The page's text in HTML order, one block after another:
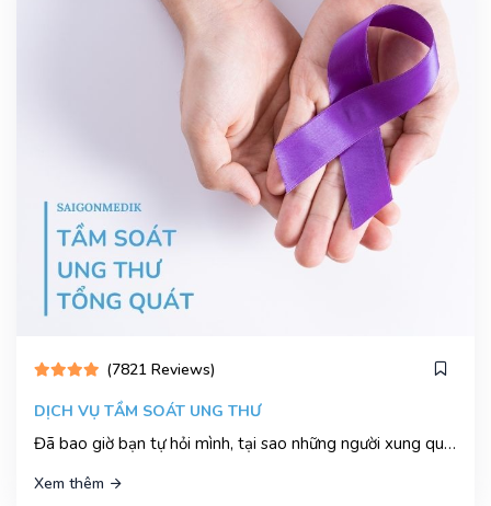
(7821 Reviews)
DỊCH VỤ TẦM SOÁT UNG THƯ
Đã bao giờ bạn tự hỏi mình, tại sao những người xung quanh ta lại đột ngột đổ bệnh nặng, thậm chí là qua đời luôn chưa?
Xem thêm